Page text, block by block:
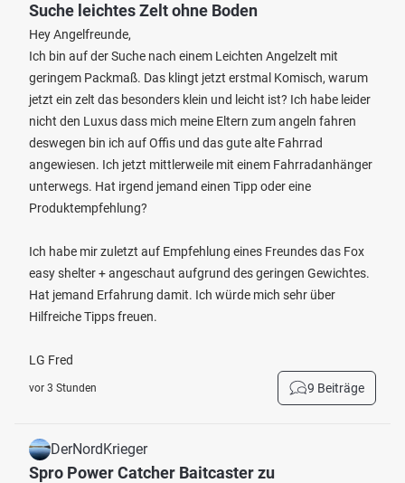
Suche leichtes Zelt ohne Boden
Hey Angelfreunde,
Ich bin auf der Suche nach einem Leichten Angelzelt mit
geringem Packmaß. Das klingt jetzt erstmal Komisch, warum
jetzt ein zelt das besonders klein und leicht ist? Ich habe leider
nicht den Luxus dass mich meine Eltern zum angeln fahren
deswegen bin ich auf Offis und das gute alte Fahrrad
angewiesen. Ich jetzt mittlerweile mit einem Fahrradanhänger
unterwegs. Hat irgend jemand einen Tipp oder eine
Produktempfehlung?
Ich habe mir zuletzt auf Empfehlung eines Freundes das Fox
easy shelter + angeschaut aufgrund des geringen Gewichtes.
Hat jemand Erfahrung damit. Ich würde mich sehr über
Hilfreiche Tipps freuen.
LG Fred
vor 3 Stunden 9 Beiträge
DerNordKrieger
Spro Power Catcher Baitcaster zu